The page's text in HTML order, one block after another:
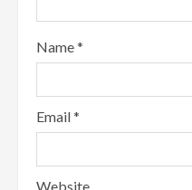
Name*
Email*
Website